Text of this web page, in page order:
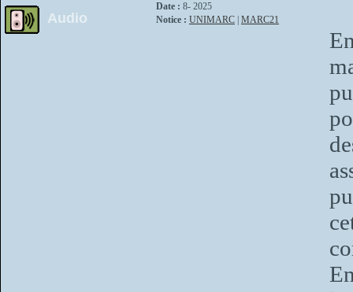
Audio
Date : 8- 2025
Notice : UNIMARC MARC21